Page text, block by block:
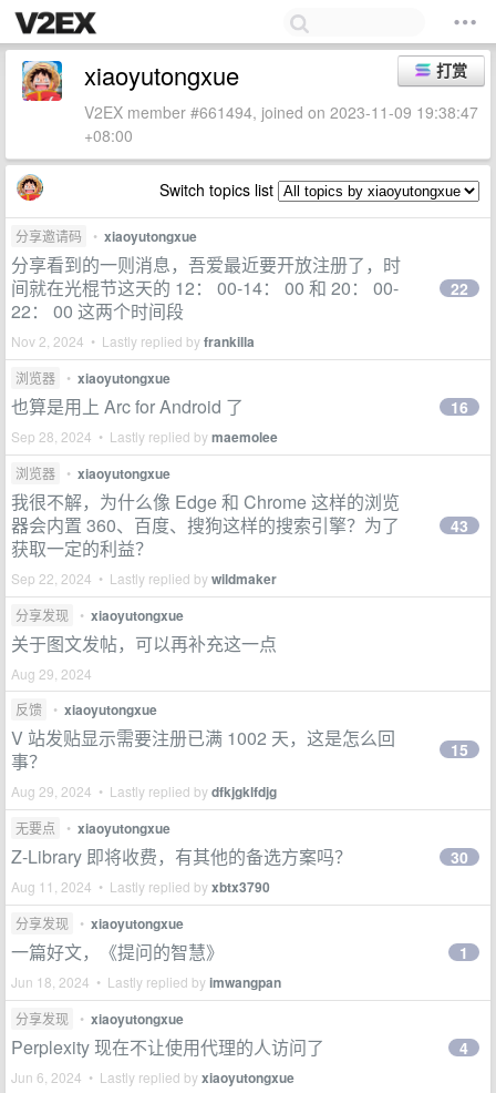
打赏
xiaoyutongxue
V2EX member #661494, joined on 2023-11-09 19:38:47
+08:00
Switch topics list
分享邀请码 • xiaoyutongxue
分享看到的一则消息，吾爱最近要开放注册了，时
间就在光棍节这天的 12： 00-14： 00 和 20： 00-
22： 00 这两个时间段
Nov 2, 2024 • Lastly replied byfrankilla
22
浏览器 • xiaoyutongxue
也算是用上 Arc for Android 了
Sep 28, 2024 • Lastly replied bymaemolee
16
浏览器 • xiaoyutongxue
我很不解，为什么像 Edge 和 Chrome 这样的浏览
器会内置 360、百度、搜狗这样的搜索引擎？为了
获取一定的利益？
Sep 22, 2024 • Lastly replied bywildmaker
43
分享发现 • xiaoyutongxue
关于图文发帖，可以再补充这一点
Aug 29, 2024
反馈
• xiaoyutongxue
V 站发贴显示需要注册已满 1002 天，这是怎么回
事？
Aug 29, 2024 • Lastly replied bydfkjgklfdjg
15
无要点 • xiaoyutongxue
Z-Library 即将收费，有其他的备选方案吗？
Aug 11, 2024 • Lastly replied byxbtx3790
30
分享发现 • xiaoyutongxue
一篇好文，《提问的智慧》
Jun 18, 2024 • Lastly replied byimwangpan
1
分享发现 • xiaoyutongxue
Perplexity 现在不让使用代理的人访问了
Jun 6, 2024 • Lastly replied byxiaoyutongxue
4